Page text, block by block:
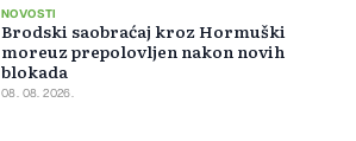
NOVOSTI
Brodski saobraćaj kroz Hormuški
moreuz prepolovljen nakon novih
blokada
08. 08. 2026.